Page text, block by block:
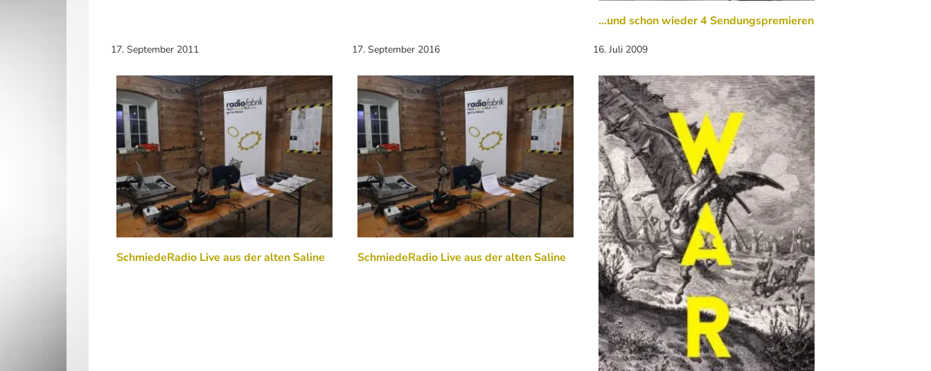
17. September 2011 17. September 2016
...und schon wieder 4 Sendungspremieren
16. Juli 2009
SchmiedeRadio Live aus der alten Saline SchmiedeRadio Live aus der alten Saline